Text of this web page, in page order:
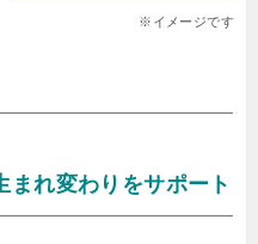
※イメージです
まれ変わりをサポート